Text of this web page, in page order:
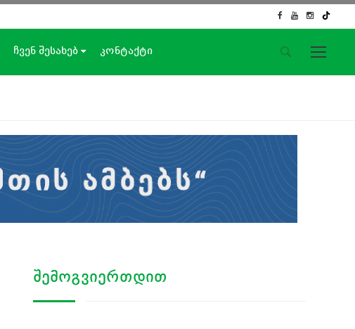
საიტის მენიუ
ჟურნალისტური გამოძიება
ქართული საქმე
ჩვენ შესახებ
კონტაქტი
ჩვენ შესახებ კონტაქტი
ᲨᲔᲛᲝᲒᲕᲘᲔᲠᲗᲓᲘᲗ